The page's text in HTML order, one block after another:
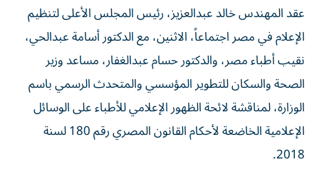
عقد المهندس خالد عبدالعزيز، رئيس المجلس الأعلى لتنظيم
الإعلام في مصر اجتماعاً، الاثنين، مع الدكتور أسامة عبدالحي،
نقيب أطباء مصر، والدكتور حسام عبدالغفار، مساعد وزير
الصحة والسكان للتطوير المؤسسي والمتحدث الرسمي باسم
الوزارة، لمناقشة لائحة الظهور الإعلامي للأطباء على الوسائل
الإعلامية الخاضعة لأحكام القانون المصري رقم 180 لسنة
2018.